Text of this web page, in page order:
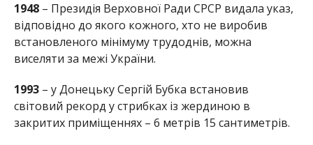
1948 – Президія Верховної Ради СРСР видала указ,
відповідно до якого кожного, хто не виробив
встановленого мінімуму трудоднів, можна
виселяти за межі України.
1993– у Донецьку Сергій Бубка встановив
світовий рекорд у стрибках із жердиною в
закритих приміщеннях – 6 метрів 15 сантиметрів.